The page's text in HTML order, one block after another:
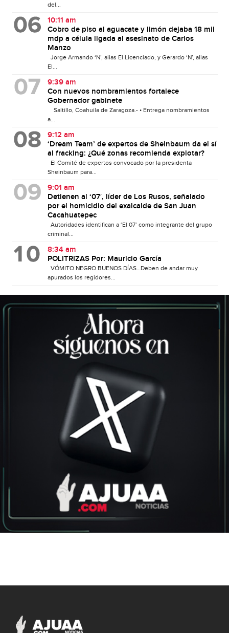
del...
10:11 am
Cobro de piso al aguacate y limón dejaba 18 mil
mdp a célula ligada al asesinato de Carlos
Manzo
Jorge Armando ‘N’, alias El Licenciado, y Gerardo ‘N’, alias
El...
9:39 am
Con nuevos nombramientos fortalece
Gobernador gabinete
Saltillo, Coahuila de Zaragoza.- • Entrega nombramientos
a...
9:12 am
‘Dream Team’ de expertos de Sheinbaum da el sí
al fracking: ¿Qué zonas recomienda explotar?
El Comité de expertos convocado por la presidenta
Sheinbaum para...
9:01 am
Detienen al ‘07′, líder de Los Rusos, señalado
por el homicidio del exalcalde de San Juan
Cacahuatepec
Autoridades identifican a ‘El 07’ como integrante del grupo
criminal...
8:34 am
POLITRIZAS Por: Mauricio García
VÓMITO NEGRO BUENOS DÍAS…Deben de andar muy
apurados los regidores...